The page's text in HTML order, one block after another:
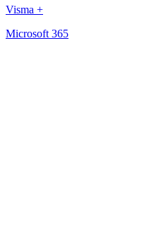
Visma +
Microsoft 365